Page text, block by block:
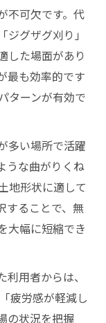
不可欠です。代
グザグ刈り」
した場面があり
最も効率的です
ターンが有効で
多い場所で活躍
うな曲がりくね
地形状に適して
することで、無
大幅に短縮でき
用者からは、
疲労感が軽減し
の状況を把握